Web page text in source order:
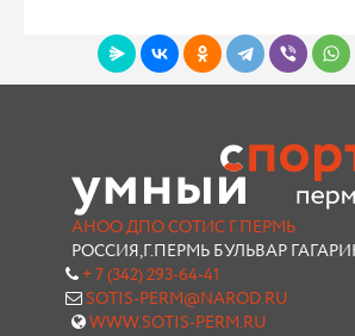
АНОО ДПО СОТИС Г.ПЕРМЬ
РОССИЯ,Г.ПЕРМЬ БУЛЬВАР
+ 7 (342) 293-64-41
SOTIS-PERM@NAROD.RU
WWW.SOTIS-PERM.RU